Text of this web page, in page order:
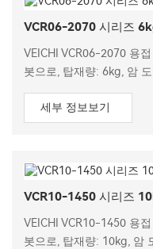
VCR06-2070 시리즈
VEICHI VCR06-2070 용
봇으로, 탑재량: 6kg, 암
세부 정보보기
VCR10-1450 시리즈
VEICHI VCR10-1450 용
봇으로, 탑재량: 10kg, 암